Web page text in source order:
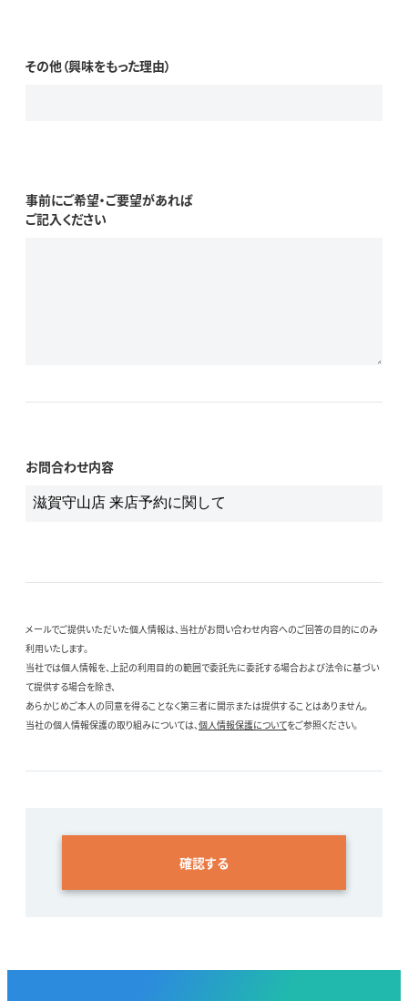
その他（興味をもった理由）
事前にご希望・ご要望があれば
ご記入ください
お問合わせ内容
メールでご提供いただいた個人情報は、当社がお問い合わせ内容へのご回答の目的にのみ
利用いたします。
当社では個人情報を、上記の利用目的の範囲で委託先に委託する場合および法令に基づい
て提供する場合を除き、
あらかじめご本人の同意を得ることなく第三者に開示または提供することはありません。
当社の個人情報保護の取り組みについては、 個人情報保護についてをご参照ください。
確認する